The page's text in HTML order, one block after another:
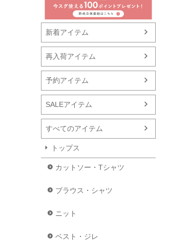
新着アイテム
再入荷アイテム
予約アイテム
SALEアイテム
すべてのアイテム
トップス
カットソー・Tシャツ
ブラウス・シャツ
ニット
ベスト・ジレ